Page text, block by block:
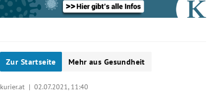
Zur Startseite Mehr aus Gesundheit
kurier.at | 02.07.2021, 11:40